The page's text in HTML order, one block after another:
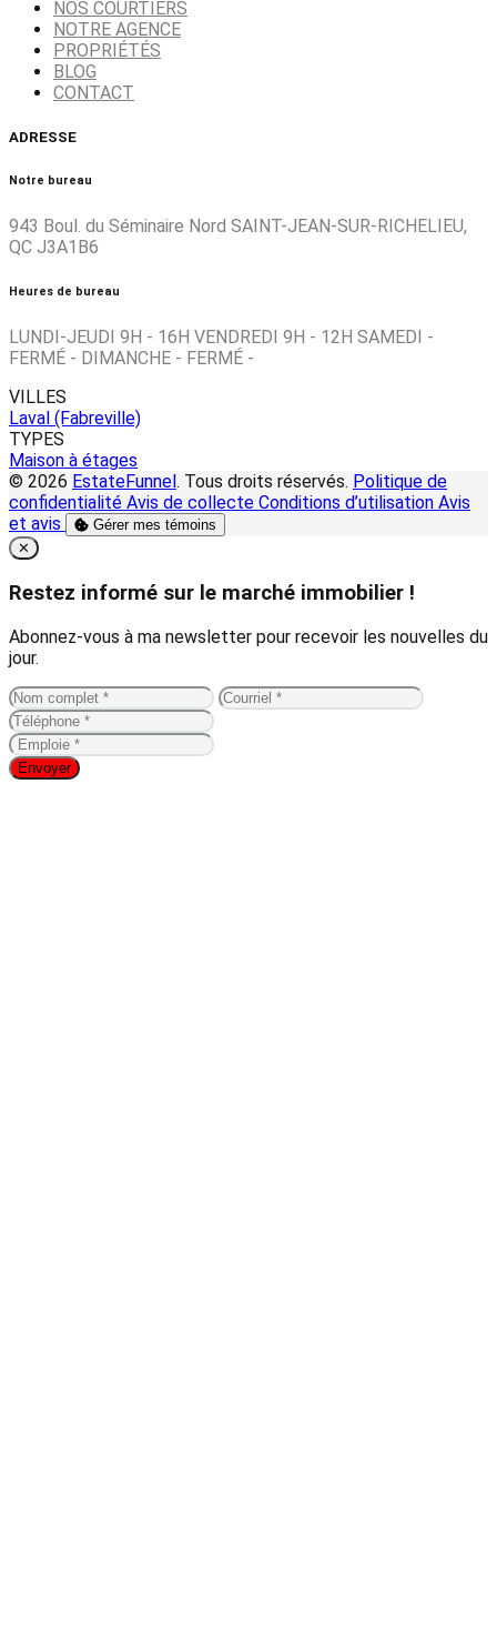
NOS COURTIERS
NOTRE AGENCE
PROPRIÉTÉS
BLOG
CONTACT
ADRESSE
Notre bureau
943 Boul. du Séminaire Nord SAINT-JEAN-SUR-RICHELIEU,
QC J3A1B6
Heures de bureau
LUNDI-JEUDI 9H - 16H VENDREDI 9H - 12H SAMEDI -
FERMÉ - DIMANCHE - FERMÉ -
VILLES
Laval (Fabreville)
TYPES
Maison à étages
© 2026 EstateFunnel . Tous droits réservés. Politique de
confidentialité Avis de collecte Conditions d’utilisation Avis
et avis
Gérer mes témoins
Close
✕
Restez informé sur le marché immobilier !
Abonnez-vous à ma newsletter pour recevoir les nouvelles du
jour.
Envoyer